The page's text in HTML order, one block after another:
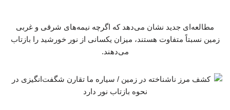
مطالعه‌ای جدید نشان می‌دهد که اگرچه نیمه‌های شرقی و غربی
زمین نسبتاً متفاوت هستند، میزان یکسانی از نور خورشید را بازتاب
می‌دهند.